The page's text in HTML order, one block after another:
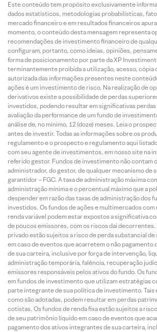
Este conteúdo tem propósito exclusivamente
dados estatísticos, metodologias probabilísticas,
mercado financeiro e em resultados financeiros
momento, o conteúdo desta mensagem representa
recomendações de investimento financeiro de
configuram, portanto, como ideias, opiniões,
forma de posicionamento por parte da XP
terminantemente proibida a utilização, acesso, cópia
autorizada das informações presentes neste
ações é um investimento de risco. Na realização de
derivativos existe a possibilidade de perdas
investidos, podendo resultar em significativas
avaliação da performance de um fundo de
análise de, no mínimo, 12 (doze) meses. Leia o
antes de investir. Todas as informações sobre os
regulamento e o prospecto e regulamento aqui
com seu agente de investimentos, em nosso site na
referido gestor. Fundos de investimento não contam
administrador, do gestor, de qualquer mecanismo de
garantidor – FGC. A taxa de administração máxima
administração mínima e o percentual máximo que a
despender em razão das taxas de administração dos
investidos. Os fundos de ações e multimercados com
renda variável podem estar expostos a significativa
de poucos emissores, com os riscos daí
privado estão sujeitos a risco de perda substancial
em caso de eventos que acarretem o não
de sua carteira, inclusive por força de intervenção,
administração temporária, falência, recuperação
emissores responsáveis pelos ativos do fundo. Os
em fundos de investimento que utilizam estratégias
parte integrante de sua política de investimento. Tais
como são adotadas, podem resultar em perdas
cotistas. Os fundos de renda fixa estão sujeitos a
de seu patrimônio líquido em caso de eventos que
pagamento dos ativos integrantes de sua carteira,